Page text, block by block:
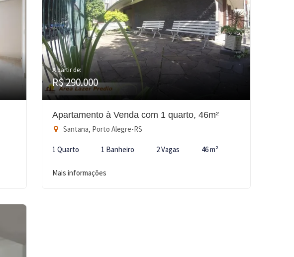
A partir de:
R$ 290.000
Apartamento à Venda com 1 quarto, 46m²
Santana, Porto Alegre-RS
1 Quarto 1 Banheiro 2 Vagas 46 m²
Mais informações